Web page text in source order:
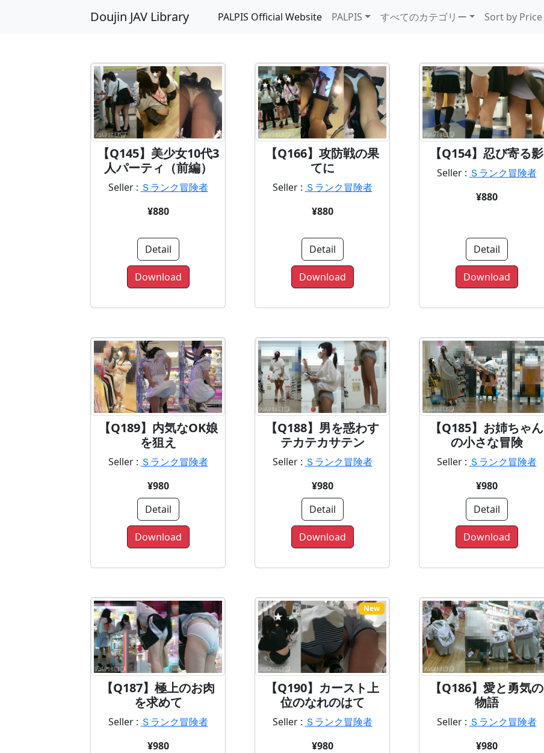
Doujin JAV Library PALPIS Official Website PALPIS すべてのカテゴリー Sort by Price
【Q145】美少女10代3
人パーティ（前編）
Seller : Ｓランク冒険者
¥880
Detail
Download
【Q166】攻防戦の果
てに
Seller : Ｓランク冒険者
¥880
Detail
Download
【Q154】忍び寄る影
Seller : Ｓランク冒険者
¥880
Detail
Download
【Q189】内気なOK娘
を狙え
Seller : Ｓランク冒険者
¥980
Detail
Download
【Q188】男を惑わす
テカテカサテン
Seller : Ｓランク冒険者
¥980
Detail
Download
【Q185】お姉ちゃん
の小さな冒険
Seller : Ｓランク冒険者
¥980
Detail
Download
【Q187】極上のお肉
を求めて
Seller : Ｓランク冒険者
¥980
New
【Q190】カースト上
位のなれのはて
Seller : Ｓランク冒険者
¥980
【Q186】愛と勇気の
物語
Seller : Ｓランク冒険者
¥980